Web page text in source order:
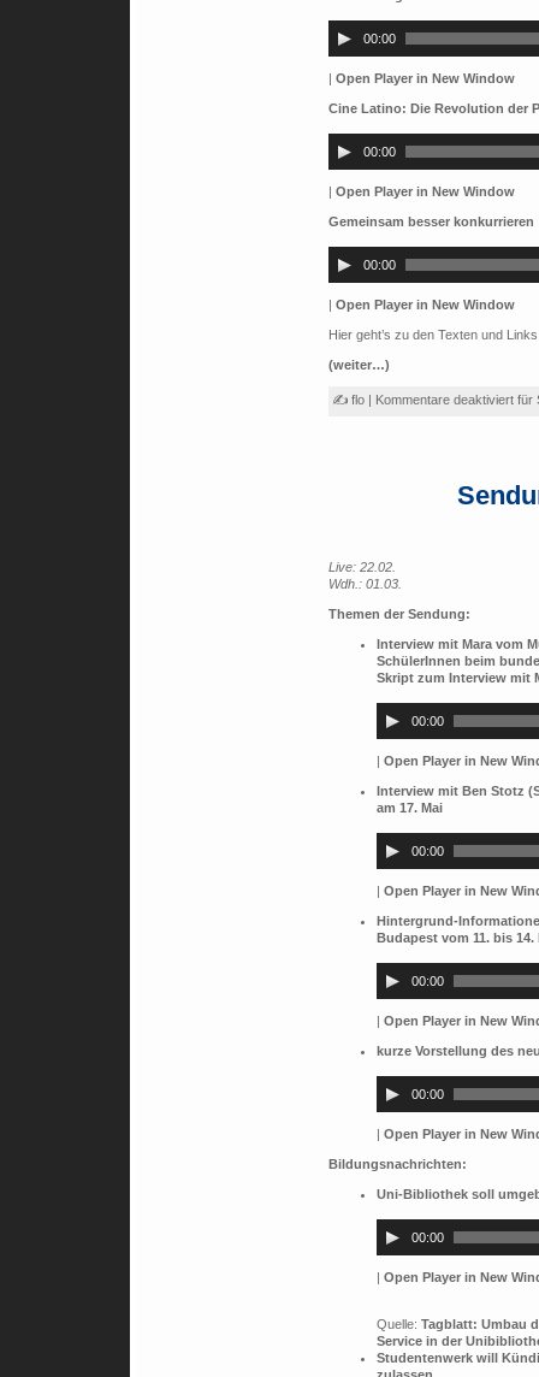
00:00
| Open Player in New Window
Cine Latino: Die Revolution der
00:00
| Open Player in New Window
Gemeinsam besser konkurrieren
00:00
| Open Player in New Window
Hier geht’s zu den Texten und
(weiter…)
✍ flo | Kommentare deaktiviertfür
Live: 22.02.
Wdh.: 01.03.
Themen der Sendung:
Interview mit Mara vom
SchülerInnen beim
Skript zum Interview mit
00:00
| Open Player in New
Interview mit Ben Stotz
am 17. Mai
00:00
| Open Player in New
Hintergrund-
Budapest vom 11. bis 14.
00:00
| Open Player in New
kurze Vorstellung des
00:00
| Open Player in New
Bildungsnachrichten:
Uni-Bibliothek soll
00:00
| Open Player in New
Quelle: Tagblatt: Umbau
Service in der
Studentenwerk will